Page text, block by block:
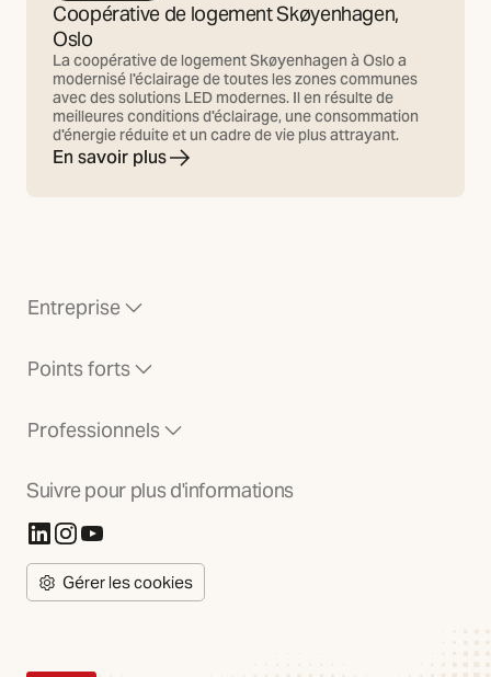
Coopérative de logement Skøyenhagen,
Oslo
La coopérative de logement Skøyenhagen à Oslo a
modernisé l'éclairage de toutes les zones communes
avec des solutions LED modernes. Il en résulte de
meilleures conditions d'éclairage, une consommation
d'énergie réduite et un cadre de vie plus attrayant.
En savoir plus
Entreprise
Points forts
Professionnels
Suivre pour plus d'informations
(S'ouvre dans un nouvel onglet)
(S'ouvre dans un nouvel onglet)
(S'ouvre dans un nouvel onglet)
Gérer les cookies